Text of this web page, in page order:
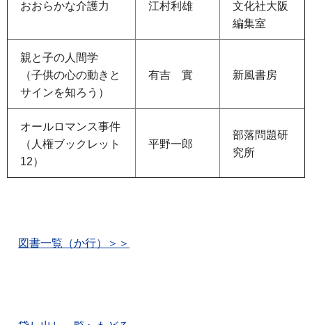
おおらかな介護力 江村利雄
文化社大阪
編集室
親と子の人間学
（子供の心の動きと
サインを知ろう）
有吉 實 新風書房
オールロマンス事件
（人権ブックレット
12）
平野一郎
部落問題研
究所
図書一覧（か行）＞＞